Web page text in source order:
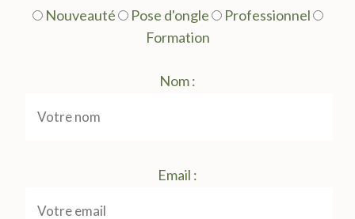
Nouveauté Pose d'ongle
Professionnel
Formation
Nom :
Email :